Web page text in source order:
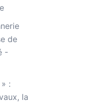
de
-
:
la